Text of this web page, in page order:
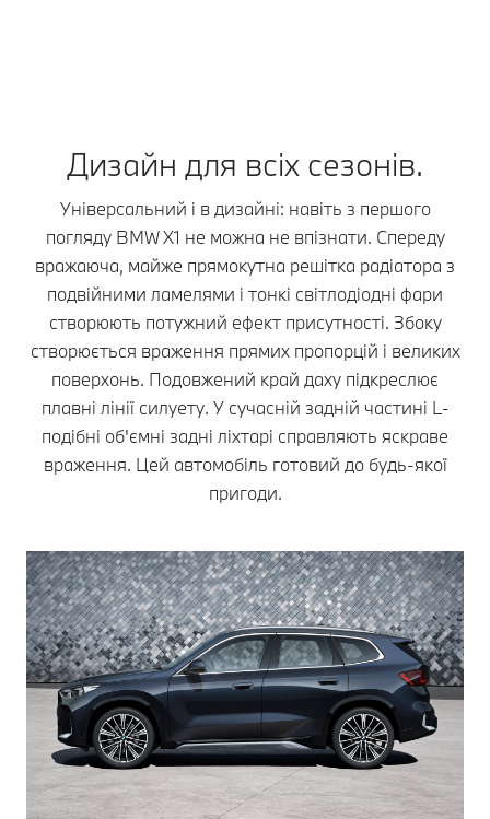
Дизайн для всіх сезонів.
Універсальний і в дизайні: навіть з першого
погляду BMW X1 не можна не впізнати. Спереду
вражаюча, майже прямокутна решітка радіатора з
подвійними ламелями і тонкі світлодіодні фари
створюють потужний ефект присутності. Збоку
створюється враження прямих пропорцій і великих
поверхонь. Подовжений край даху підкреслює
плавні лінії силуету. У сучасній задній частині L-
подібні об'ємні задні ліхтарі справляють яскраве
враження. Цей автомобіль готовий до будь-якої
пригоди.